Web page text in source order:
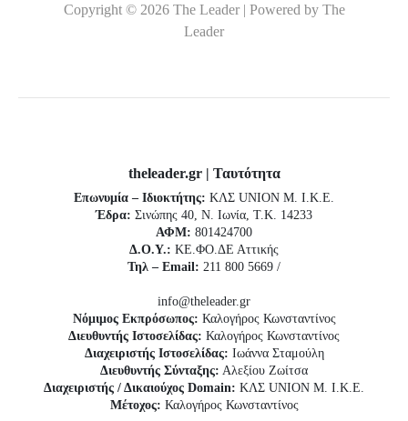
Copyright © 2026 The Leader | Powered by The
Leader
theleader.gr | Ταυτότητα
Επωνυμία – Ιδιοκτήτης: ΚΛΣ UNION Μ. Ι.Κ.Ε.
Έδρα: Σινώπης 40, Ν. Ιωνία, Τ.Κ. 14233
ΑΦΜ: 801424700
Δ.Ο.Υ.: ΚΕ.ΦΟ.ΔΕ Αττικής
Τηλ – Email: 211 800 5669 /
info@theleader.gr
Νόμιμος Εκπρόσωπος: Καλογήρος Κωνσταντίνος
Διευθυντής Ιστοσελίδας: Καλογήρος Κωνσταντίνος
Διαχειριστής Ιστοσελίδας: Ιωάννα Σταμούλη
Διευθυντής Σύνταξης: Αλεξίου Ζωίτσα
Διαχειριστής / Δικαιούχος Domain: ΚΛΣ UNION Μ. Ι.Κ.Ε.
Μέτοχος: Καλογήρος Κωνσταντίνος